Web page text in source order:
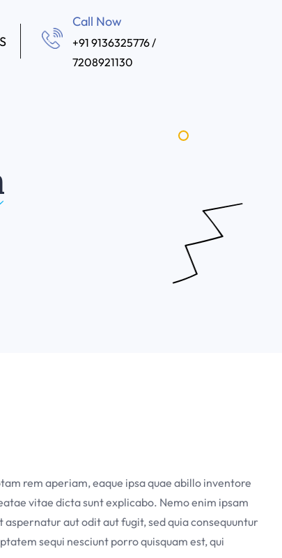
Call Now
+91 9136325776 /
7208921130
rem aperiam, eaque ipsa quae abillo inventore
vitae dicta sunt explicabo. Nemo enim ipsam
aut odit aut fugit, sed quia consequuntur
sequi nesciunt porro quisquam est, qui